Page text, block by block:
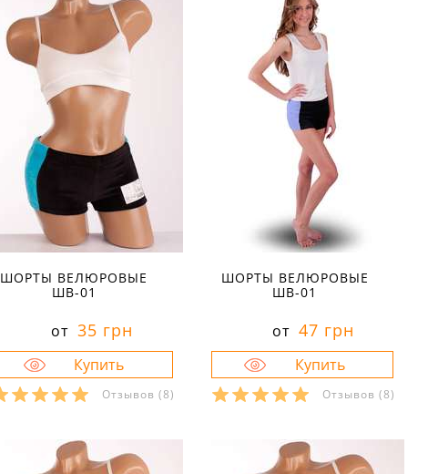
Характеристики:
материал:
велюр
состав ткани:
% полиэстер
осень
спортивный
мини
назначение:
для
тренировок
детали:
Характеристики:
материал: велюр
состав ткани:
80 % хлопок 20
% полиэстер
осень
спортивный
мини
назначение:
для
на резинке
ШОРТЫ ВЕЛЮРОВЫЕ
ШВ-01
от 35 грн
Отзывов (8)
40
ШОРТЫ ВЕЛЮРОВЫЕ
ШВ-01
от 47 грн
Отзывов(8)
40